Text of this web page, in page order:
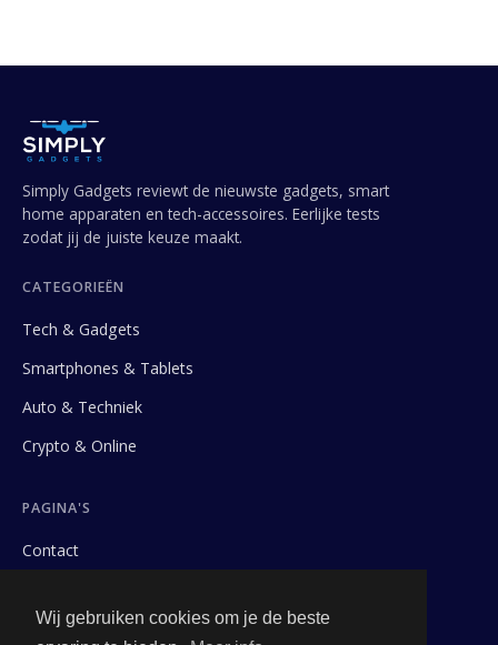
Wij gebruiken cookies om je de beste
Simply Gadgets reviewt de nieuwste gadgets, smart
home apparaten en tech-accessoires. Eerlijke tests
zodat jij de juiste keuze maakt.
CATEGORIEËN
Tech & Gadgets
Smartphones & Tablets
Auto & Techniek
Crypto & Online
PAGINA'S
Contact
Algemene Voorwaarden